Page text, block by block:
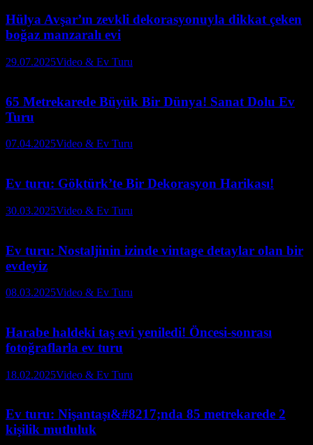
Hülya Avşar’ın zevkli dekorasyonuyla dikkat çeken
boğaz manzaralı evi
29.07.2025Video & Ev Turu
65 Metrekarede Büyük Bir Dünya! Sanat Dolu Ev
Turu
07.04.2025Video & Ev Turu
Ev turu: Göktürk’te Bir Dekorasyon Harikası!
30.03.2025Video & Ev Turu
Ev turu: Nostaljinin izinde vintage detaylar olan bir
evdeyiz
08.03.2025Video & Ev Turu
Harabe haldeki taş evi yeniledi! Öncesi-sonrası
fotoğraflarla ev turu
18.02.2025Video & Ev Turu
Ev turu: Nişantaşı&#8217;nda 85 metrekarede 2
kişilik mutluluk